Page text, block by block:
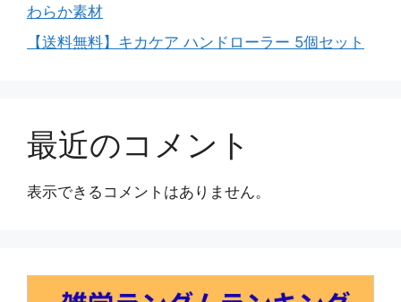
わらか素材
【送料無料】キカケア ハンドローラー 5個セット
最近のコメント
表示できるコメントはありません。